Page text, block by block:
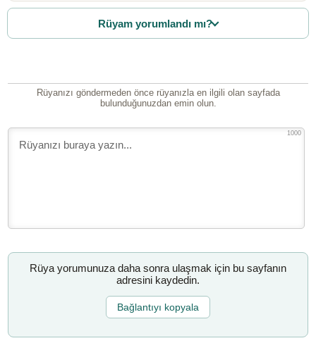
Rüyam yorumlandı mı?
Rüyanızı göndermeden önce rüyanızla en ilgili olan sayfada
bulunduğunuzdan emin olun.
1000
Rüya yorumunuza daha sonra ulaşmak için bu sayfanın
adresini kaydedin.
Bağlantıyı kopyala